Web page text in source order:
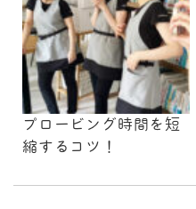
プロービング時間を短
縮するコツ！